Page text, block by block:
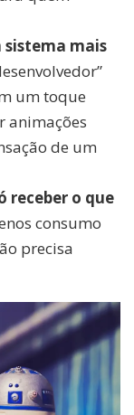
sistema mais
um toque
animações
de um
receber o que
consumo
precisa